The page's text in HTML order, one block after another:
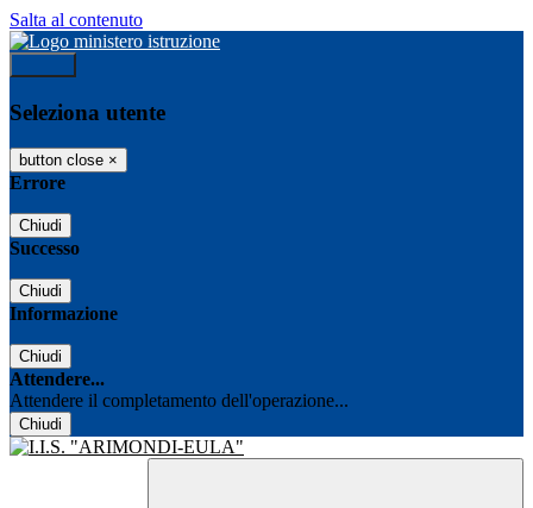
Salta al contenuto
Seleziona utente
button close ×
Errore
Chiudi
Successo
Chiudi
Informazione
Chiudi
Attendere...
Attendere il completamento dell'operazione...
Chiudi